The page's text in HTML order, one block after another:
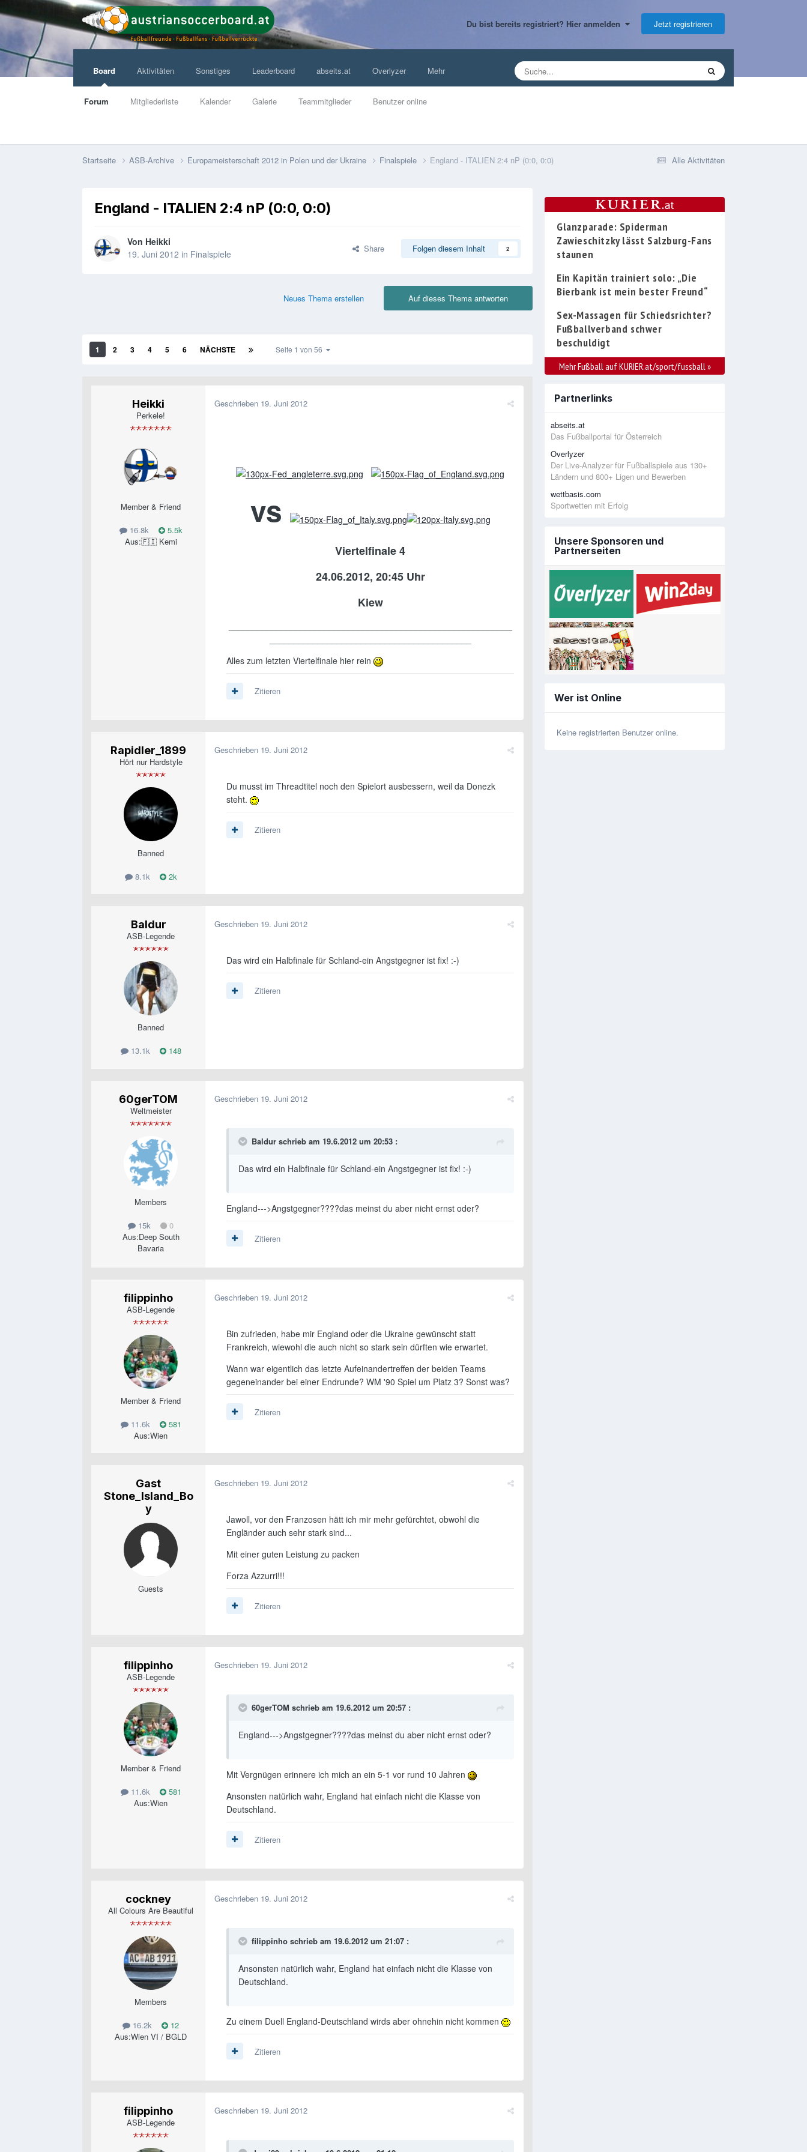
Du bist bereits registriert? Hier anmelden Jetzt registrieren
Board
Forum Mitgliederliste Kalender Galerie Teammitglieder Benutzer online
Aktivitäten Sonstiges Leaderboard abseits.at Overlyzer Mehr
Alle Aktivitäten
Startseite ASB-Archive Europameisterschaft 2012 in Polen und der Ukraine Finalspiele England - ITALIEN 2:4 nP (0:0, 0:0)
England - ITALIEN 2:4 nP (0:0, 0:0)
Von Heikki
19. Juni 2012 in Finalspiele Share Folgen diesem Inhalt 2
Auf dieses Thema antworten
Neues Thema erstellen
1 2 3 4 5 6 NÄCHSTE Seite 1 von 56
Heikki
Perkele!
Member & Friend
16.8k
5.5k
Aus:🇫🇮 Kemi
Geschrieben 19. Juni 2012
vs
Viertelfinale 4
24.06.2012, 20:45 Uhr
Kiew
Alles zum letzten Viertelfinale hier rein
Zitieren
Rapidler_1899
Hört nur Hardstyle
Banned
8.1k 2k
Geschrieben 19. Juni 2012
Du musst im Threadtitel noch den Spielort ausbessern, weil da Donezk
steht.
Zitieren
Baldur
ASB-Legende
Banned
13.1k 148
Geschrieben 19. Juni 2012
Das wird ein Halbfinale für Schland-ein Angstgegner ist fix! :-)
Zitieren
60gerTOM
Weltmeister
Members
15k
0
Aus:Deep South
Bavaria
Geschrieben 19. Juni 2012
Baldur schrieb am 19.6.2012 um 20:53 :
Das wird ein Halbfinale für Schland-ein Angstgegner ist fix! :-)
England--->Angstgegner????das meinst du aber nicht ernst oder?
Zitieren
filippinho
ASB-Legende
Member & Friend
11.6k
581
Aus:Wien
Geschrieben 19. Juni 2012
Bin zufrieden, habe mir England oder die Ukraine gewünscht statt
Frankreich, wiewohl die auch nicht so stark sein dürften wie erwartet.
Wann war eigentlich das letzte Aufeinandertreffen der beiden Teams
gegeneinander bei einer Endrunde? WM '90 Spiel um Platz 3? Sonst was?
Zitieren
Gast
Stone_Island_Bo
y
Guests
Geschrieben 19. Juni 2012
Jawoll, vor den Franzosen hätt ich mir mehr gefürchtet, obwohl die
Engländer auch sehr stark sind...
Mit einer guten Leistung zu packen
Forza Azzurri!!!
Zitieren
filippinho
ASB-Legende
Member & Friend
11.6k
581
Aus:Wien
Geschrieben 19. Juni 2012
60gerTOM schrieb am 19.6.2012 um 20:57 :
England--->Angstgegner????das meinst du aber nicht ernst oder?
Mit Vergnügen erinnere ich mich an ein 5-1 vor rund 10 Jahren
Ansonsten natürlich wahr, England hat einfach nicht die Klasse von
Deutschland.
Zitieren
cockney
All Colours Are Beautiful
Members
16.2k
12
Aus:Wien VI / BGLD
Geschrieben 19. Juni 2012
filippinho schrieb am 19.6.2012 um 21:07 :
Ansonsten natürlich wahr, England hat einfach nicht die Klasse von
Deutschland.
Zu einem Duell England-Deutschland wirds aber ohnehin nicht kommen
Zitieren
filippinho
ASB-Legende
Geschrieben 19. Juni 2012
Glanzparade: Spiderman
Zawieschitzky lässt Salzburg-Fans
staunen
Ein Kapitän trainiert solo: „Die
Bierbank ist mein bester Freund“
Sex-Massagen für Schiedsrichter?
Fußballverband schwer
beschuldigt
Mehr Fußball auf KURIER.at/sport/fussball »
Partnerlinks
abseits.at
Das Fußballportal für Österreich
Overlyzer
Der Live-Analyzer für Fußballspiele aus 130+
Ländern und 800+ Ligen und Bewerben
wettbasis.com
Sportwetten mit Erfolg
Unsere Sponsoren und
Partnerseiten
Wer ist Online
Keine registrierten Benutzer online.